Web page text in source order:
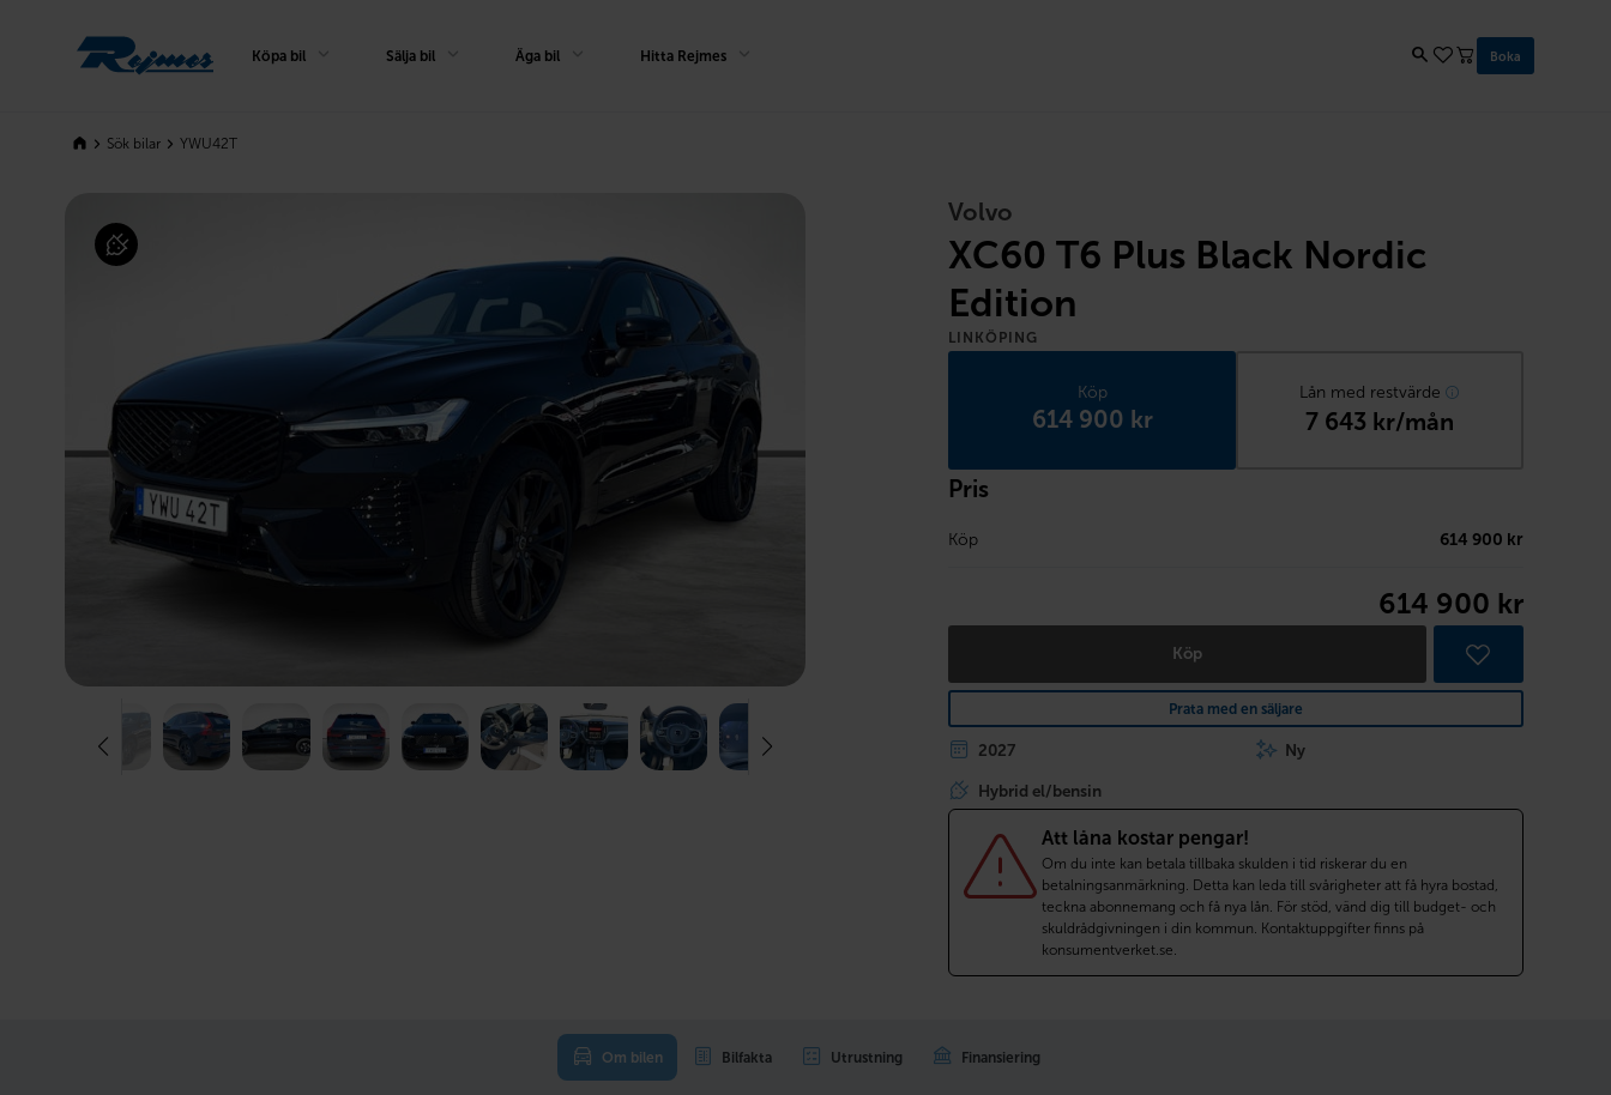
Köpa bil Sälja bil Äga bil Hitta Rejmes Boka
Sök bilar YWU42T
Volvo
XC60 T6 Plus Black Nordic
Edition
LINKÖPING
Köp
614 900 kr
Lån med restvärde
7 643 kr/mån
Pris
Köp 614 900 kr
614 900 kr
Köp
Prata med en säljare
2027
Ny
Hybrid el/bensin
Att låna kostar pengar!
Om du inte kan betala tillbaka skulden i tid riskerar du en
betalningsanmärkning. Detta kan leda till svårigheter att få hyra bostad,
teckna abonnemang och få nya lån. För stöd, vänd dig till budget- och
skuldrådgivningen i din kommun. Kontaktuppgifter finns på
konsumentverket.se.
Om bilen Bilfakta Utrustning Finansiering